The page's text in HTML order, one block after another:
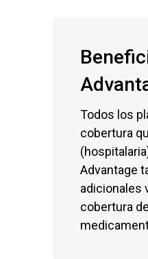
Todos los
cobertura
Advantage
adicionales
cobertura